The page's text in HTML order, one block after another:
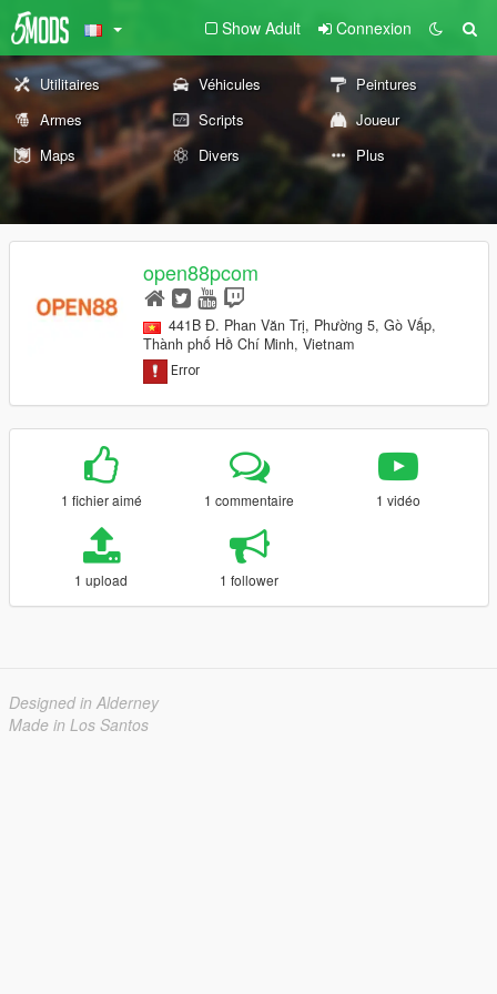
Show Adult Connexion
Utilitaires Véhicules
Peintures
Armes
Scripts
Joueur
Maps
Divers Plus
open88pcom
441B Đ. Phan Văn Trị, Phường 5, Gò Vấp,
Thành phố Hồ Chí Minh, Vietnam
1 fichier aimé 1 commentaire 1 vidéo
1 upload 1 follower
Designed in Alderney
Made in Los Santos